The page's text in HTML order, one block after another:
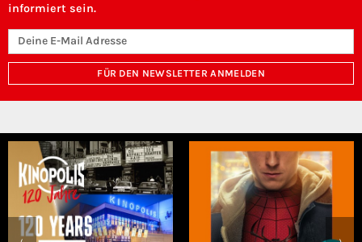
informiert sein.
FÜR DEN NEWSLETTER ANMELDEN